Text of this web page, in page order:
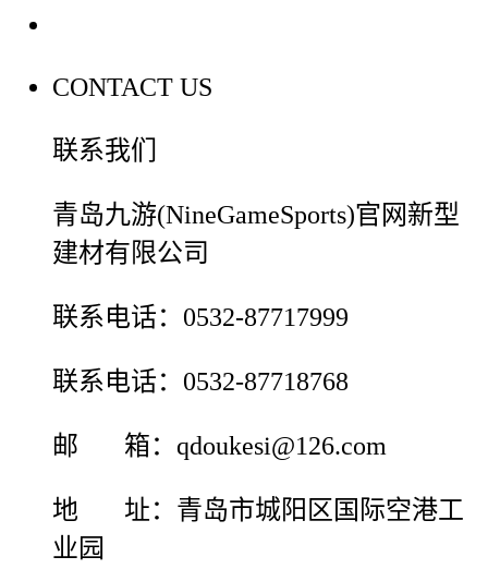
CONTACT US
联系我们
青岛九游(NineGameSports)官网新型
建材有限公司
联系电话：0532-87717999
联系电话：0532-87718768
邮 箱：qdoukesi@126.com
地 址：青岛市城阳区国际空港工
业园